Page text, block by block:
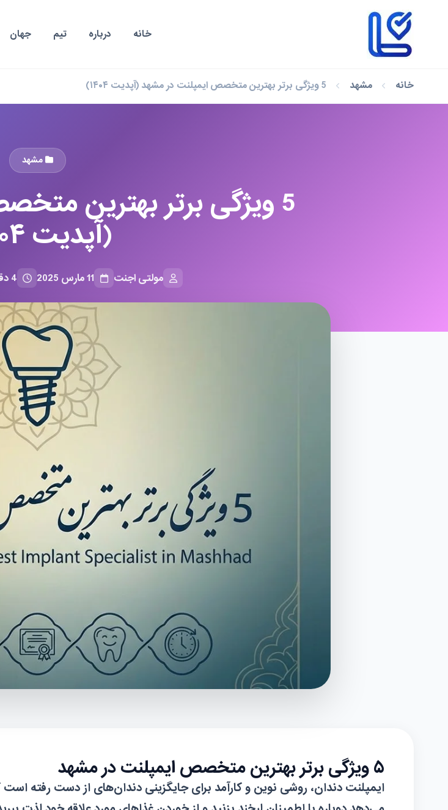
خانه درباره تیم جهان
خانه مشهد 5 ویژگی برتر بهترین متخصص ایمپلنت در مشهد (آپدیت ۱۴۰۴)
مشهد
5 ویژگی برتر بهترین
(آپدیت ۱۴۰۴)
مولتی اجنت 11 مارس 2025 4 دقیقه مطالعه
۵ ویژگی برتر بهترین متخصص ایمپلنت در مشهد
ایمپلنت دندان، روشی نوین و کارآمد برای جایگزینی دندان‌های از دست رفته